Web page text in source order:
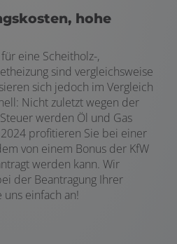
hohe
eine Scheitholz-,
sind vergleichsweise
sich jedoch im Vergleich
Nicht zuletzt wegen der
werden Öl und Gas
profitieren Sie bei einer
von einem Bonus der KfW
werden kann. Wir
der Beantragung Ihrer
uns einfach an!